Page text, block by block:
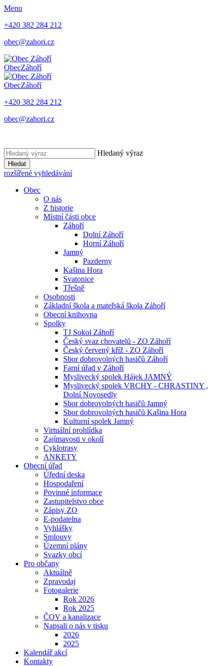
Menu
+420 382 284 212
obec@zahori.cz
ObecZáhoří
ObecZáhoří
+420 382 284 212
obec@zahori.cz
Hledaný výraz
Hledat
rozšířené vyhledávání
Obec
O nás
Z historie
Místní části obce
Záhoří
Dolní Záhoří
Horní Záhoří
Jamný
Pazderny
Kašina Hora
Svatonice
Třešně
Osobnosti
Základní škola a mateřská škola Záhoří
Obecní knihovna
Spolky
TJ Sokol Záhoří
Český svaz chovatelů - ZO Záhoří
Český červený kříž - ZO Záhoří
Sbor dobrovolných hasičů Záhoří
Farní úřad v Záhoří
Myslivecký spolek Hájek JAMNÝ
Myslivecký spolek VRCHY - CHRASTINY ,
Dolní Novosedly
Sbor dobrovolných hasičů Jamný
Sbor dobrovolných hasičů Kašina Hora
Kulturní spolek Jamný
Virtuální prohlídka
Zajímavosti v okolí
Cyklotrasy
ANKETY
Obecní úřad
Úřední deska
Hospodaření
Povinné informace
Zastupitelstvo obce
Zápisy ZO
E-podatelna
Vyhlášky
Smlouvy
Územní plány
Svazky obcí
Pro občany
Aktuálně
Zpravodaj
Fotogalerie
Rok 2026
Rok 2025
ČOV a kanalizace
Napsali o nás v tisku
2026
2025
Kalendář akcí
Kontakty